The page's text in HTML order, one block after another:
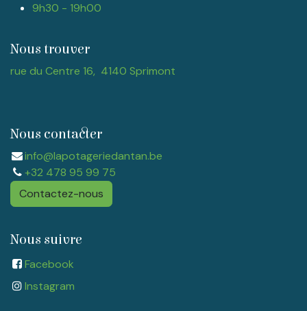
9h30 - 19h00
Nous trouver
rue du Centre 16, 4140 Sprimont
Nous contacter
info@lapotageriedantan.be
+32 478 95 99 75
Contactez-nous
Nous suivre
Facebook
Instagram​